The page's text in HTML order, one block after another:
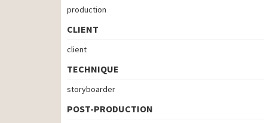
production
CLIENT
client
TECHNIQUE
storyboarder
POST-PRODUCTION